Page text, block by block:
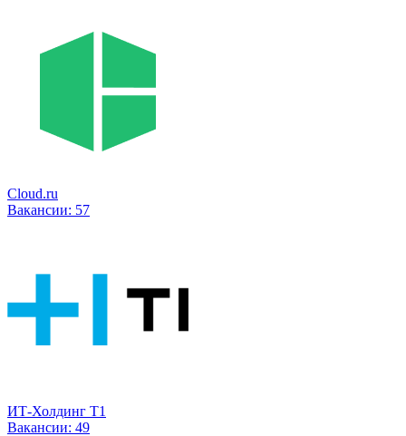
Cloud.ru
Вакансии: 57
ИТ-Холдинг Т1
Вакансии: 49